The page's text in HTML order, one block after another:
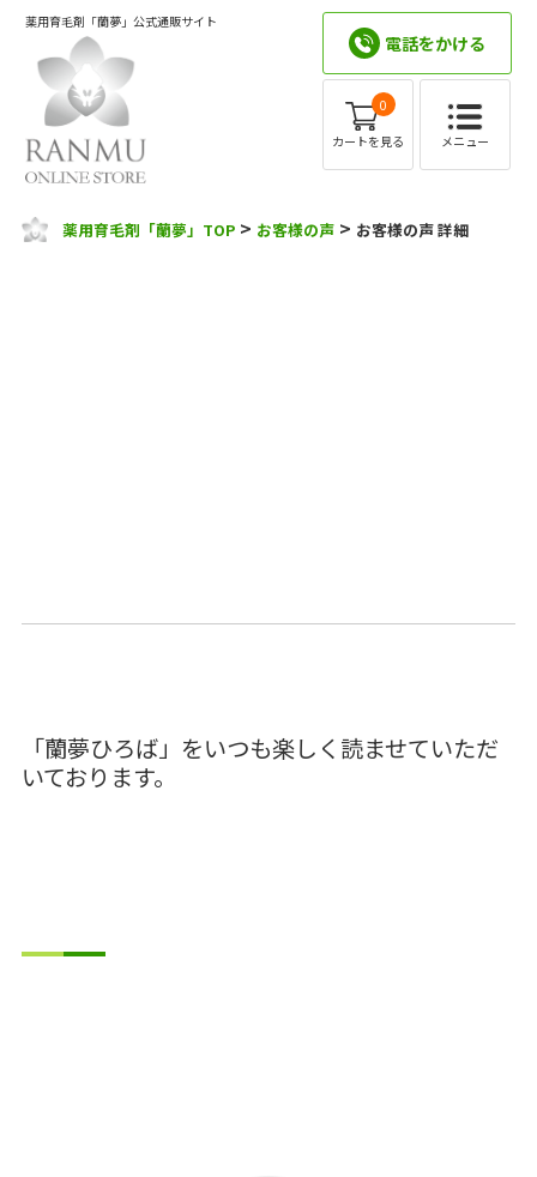
薬用育毛剤「蘭夢」公式通販サイト
電話をかける
0
カートを見る メニュー
薬用育毛剤「蘭夢」TOP > お客様の声 > お客様の声 詳細
「蘭夢ひろば」をいつも楽しく読ませていただ
いております。